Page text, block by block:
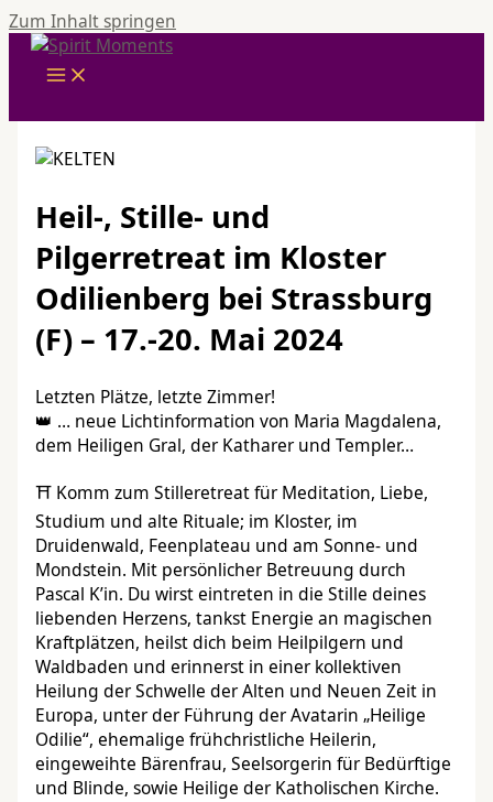
Zum Inhalt springen
Heil-, Stille- und
Pilgerretreat im Kloster
Odilienberg bei Strassburg
(F) – 17.-20. Mai 2024
Letzten Plätze, letzte Zimmer!
👑 … neue Lichtinformation von Maria Magdalena,
dem Heiligen Gral, der Katharer und Templer…
⛩️ Komm zum Stilleretreat für Meditation, Liebe,
Studium und alte Rituale; im Kloster, im
Druidenwald, Feenplateau und am Sonne- und
Mondstein. Mit persönlicher Betreuung durch
Pascal K’in. Du wirst eintreten in die Stille deines
liebenden Herzens, tankst Energie an magischen
Kraftplätzen, heilst dich beim Heilpilgern und
Waldbaden und erinnerst in einer kollektiven
Heilung der Schwelle der Alten und Neuen Zeit in
Europa, unter der Führung der Avatarin „Heilige
Odilie“, ehemalige frühchristliche Heilerin,
eingeweihte Bärenfrau, Seelsorgerin für Bedürftige
und Blinde, sowie Heilige der Katholischen Kirche.